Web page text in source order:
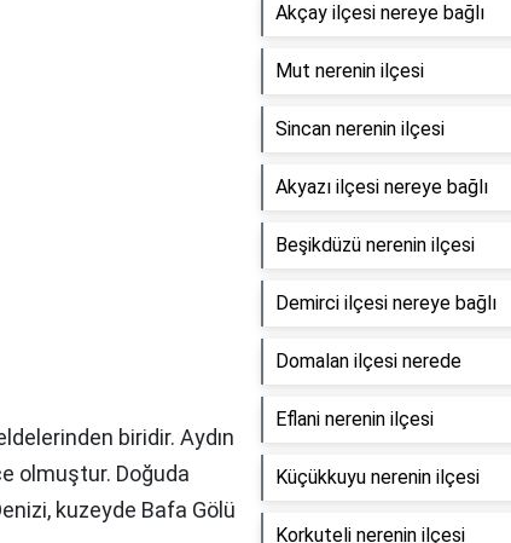
biridir. Aydın
olmuştur. Doğuda
kuzeyde Bafa Gölü
Akçay ilçesi nereye bağlı
Mut nerenin ilçesi
Sincan nerenin ilçesi
Akyazı ilçesi nereye bağlı
Beşikdüzü nerenin ilçesi
Demirci ilçesi nereye bağlı
Domalan ilçesi nerede
Eflani nerenin ilçesi
Küçükkuyu nerenin ilçesi
Korkuteli nerenin ilçesi